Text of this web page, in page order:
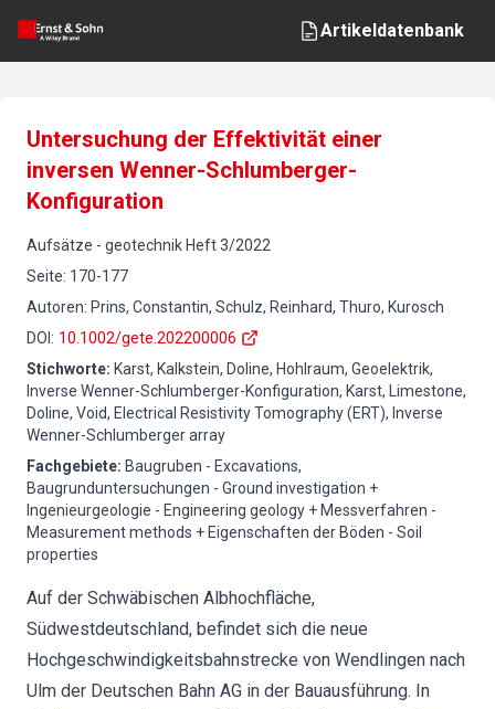
Artikeldatenbank
Untersuchung der Effektivität einer
inversen Wenner-Schlumberger-
Konfiguration
Aufsätze - geotechnik Heft3/2022
Seite: 170-177
Autoren: Prins, Constantin, Schulz, Reinhard, Thuro, Kurosch
DOI : 10.1002/gete.202200006
Stichworte: Karst, Kalkstein, Doline, Hohlraum, Geoelektrik,
Inverse Wenner-Schlumberger-Konfiguration, Karst, Limestone,
Doline, Void, Electrical Resistivity Tomography (ERT), Inverse
Wenner-Schlumberger array
Fachgebiete: Baugruben - Excavations,
Baugrunduntersuchungen - Ground investigation +
Ingenieurgeologie - Engineering geology + Messverfahren -
Measurement methods + Eigenschaften der Böden - Soil
properties
Auf der Schwäbischen Albhochfläche,
Südwestdeutschland, befindet sich die neue
Hochgeschwindigkeitsbahnstrecke von Wendlingen nach
Ulm der Deutschen Bahn AG in der Bauausführung. In